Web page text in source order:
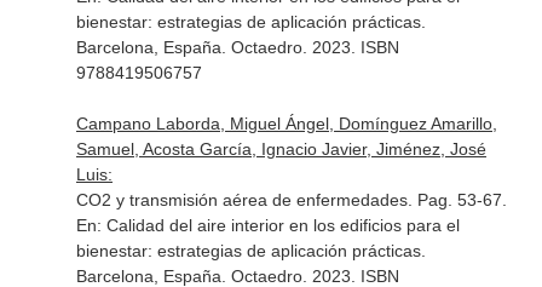
bienestar: estrategias de aplicación prácticas.
Barcelona, España. Octaedro. 2023. ISBN
9788419506757
Campano Laborda, Miguel Ángel, Domínguez Amarillo,
Samuel, Acosta García, Ignacio Javier, Jiménez, José
Luis:
CO2 y transmisión aérea de enfermedades. Pag. 53-67.
En: Calidad del aire interior en los edificios para el
bienestar: estrategias de aplicación prácticas.
Barcelona, España. Octaedro. 2023. ISBN